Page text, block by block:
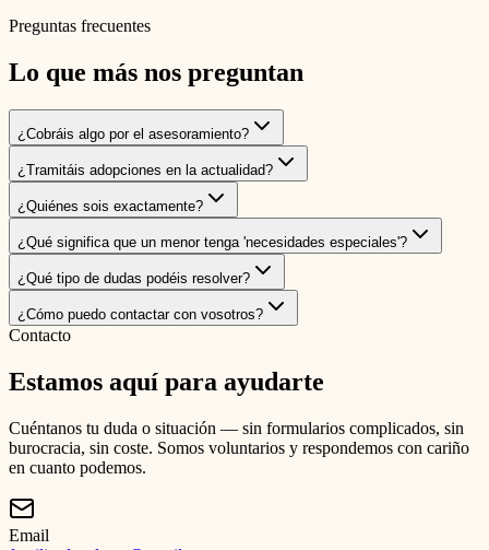
Preguntas frecuentes
Lo que más nos preguntan
¿Cobráis algo por el asesoramiento?
¿Tramitáis adopciones en la actualidad?
¿Quiénes sois exactamente?
¿Qué significa que un menor tenga 'necesidades especiales'?
¿Qué tipo de dudas podéis resolver?
¿Cómo puedo contactar con vosotros?
Contacto
Estamos aquí para ayudarte
Cuéntanos tu duda o situación — sin formularios complicados, sin
burocracia, sin coste. Somos voluntarios y respondemos con cariño
en cuanto podemos.
Email